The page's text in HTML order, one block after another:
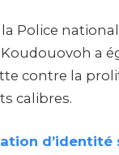
Police
Koudouovoh a
contre la
calibres.
d’identité